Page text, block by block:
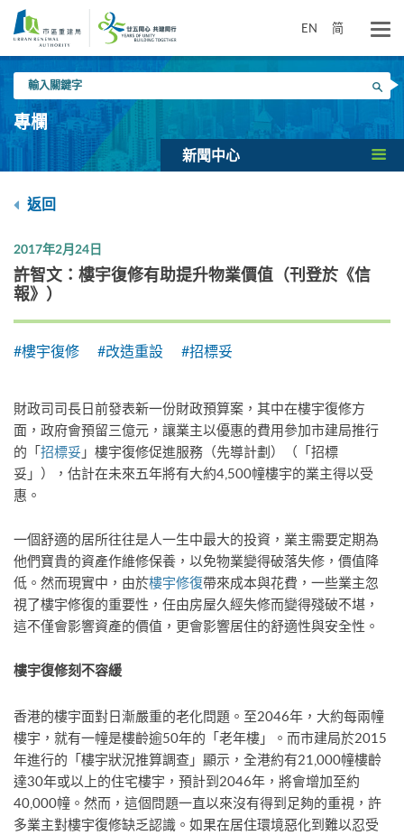
要
EN 简
入
關
鍵
搜尋
專欄
新聞中心
返回
2017年2月24日
許智文：樓宇復修有助提升物業價值（刊登於《信
報》）
#樓宇復修 #改造重設 #招標妥
財政司司長日前發表新一份財政預算案，其中在樓宇復修方
面，政府會預留三億元，讓業主以優惠的費用參加市建局推行
的「招標妥 」樓宇復修促進服務（先導計劃）（「招標
妥」），估計在未來五年將有大約4,500幢樓宇的業主得以受
惠。
一個舒適的居所往往是人一生中最大的投資，業主需要定期為
他們寶貴的資產作維修保養，以免物業變得破落失修，價值降
低。然而現實中，由於樓宇修復帶來成本與花費，一些業主忽
視了樓宇修復的重要性，任由房屋久經失修而變得殘破不堪，
這不僅會影響資產的價值，更會影響居住的舒適性與安全性。
樓宇復修刻不容緩
香港的樓宇面對日漸嚴重的老化問題。至2046年，大約每兩幢
樓宇，就有一幢是樓齡逾50年的「老年樓」。而市建局於2015
年進行的「樓宇狀況推算調查」顯示，全港約有21,000幢樓齡
達30年或以上的住宅樓宇，預計到2046年，將會增加至約
40,000幢。然而，這個問題一直以來沒有得到足夠的重視，許
多業主對樓宇復修缺乏認識。如果在居住環境惡化到難以忍受